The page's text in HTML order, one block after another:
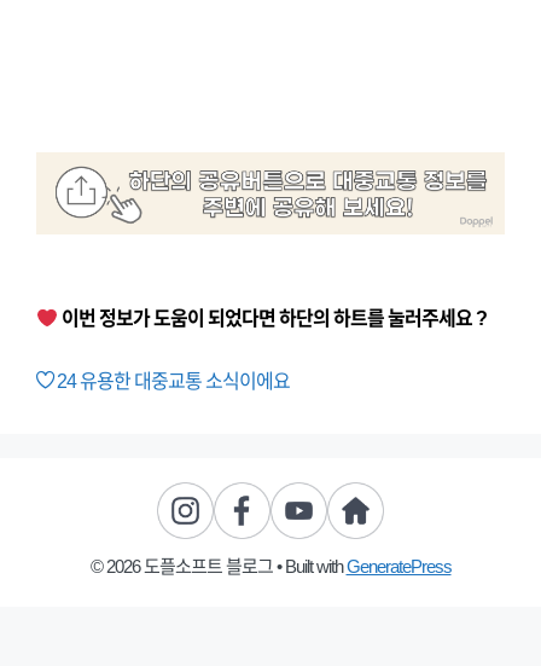
이번 정보가 도움이 되었다면 하단의 하트를 눌러주세요 ?
24유용한 대중교통 소식이에요
© 2026 도플소프트 블로그• Built withGeneratePress